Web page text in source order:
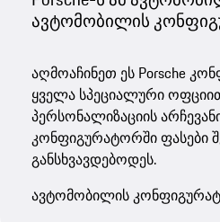
ავტომობილის
აღმოაჩინეთ ეს Porsche
ყველა სპეციალური
პერსონალიზაციის
კონფიგურატორში ფასები
განსხვავდებოდეს.
ავტომობილის